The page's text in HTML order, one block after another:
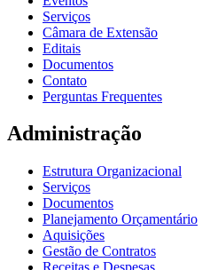
Serviços
Câmara de Extensão
Editais
Documentos
Contato
Perguntas Frequentes
Administração
Estrutura Organizacional
Serviços
Documentos
Planejamento Orçamentário
Aquisições
Gestão de Contratos